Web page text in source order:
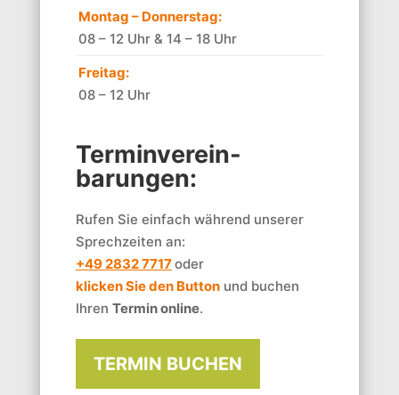
Montag – Donnerstag:
08 – 12 Uhr & 14 – 18 Uhr
Freitag:
08 – 12 Uhr
Terminverein-
barungen:
Rufen Sie einfach während unserer
Sprechzeiten an:
+49 2832 7717oder
klicken Sie den Buttonund buchen
Ihren Termin online.
TERMIN BUCHEN